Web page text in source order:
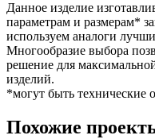
Данное изделие
параметрам и размерам*
используем аналоги
Многообразие выбора
решение для
изделий.
*могут быть технические
Похожие